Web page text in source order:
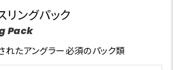
リングパック
Pack
れたアングラー必須のパック類